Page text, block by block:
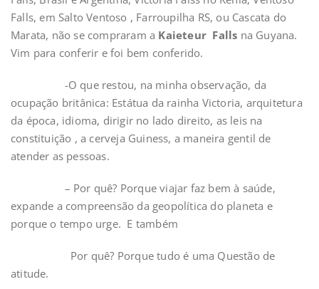
Falls, em Salto Ventoso , Farroupilha RS, ou Cascata do
Marata, não se compraram a Kaieteur Falls na Guyana.
Vim para conferir e foi bem conferido.
-O que restou, na minha observação, da
ocupação britânica: Estátua da rainha Victoria, arquitetura
da época, idioma, dirigir no lado direito, as leis na
constituição , a cerveja Guiness, a maneira gentil de
atender as pessoas.
– Por quê? Porque viajar faz bem à saúde,
expande a compreensão da geopolítica do planeta e
porque o tempo urge. E também
Por quê? Porque tudo é uma Questão de
atitude.